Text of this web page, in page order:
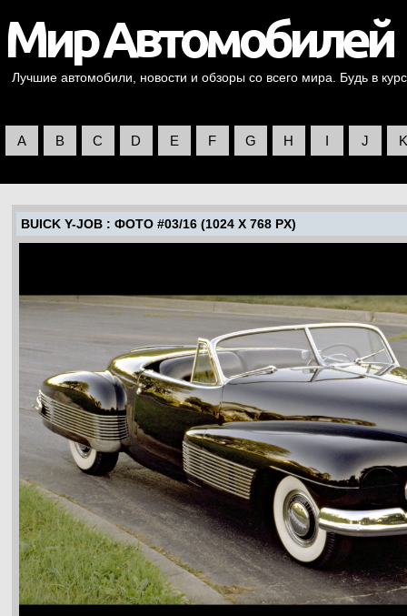
Лучшие автомобили, новости и обзоры со всего мира. Будь в
A B C D E F G H I J K
BUICK Y-JOB : ФОТО #03/16 (1024 X 768 PX)